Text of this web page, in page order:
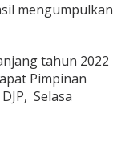
mengumpulkan
tahun 2022
Pimpinan
Selasa